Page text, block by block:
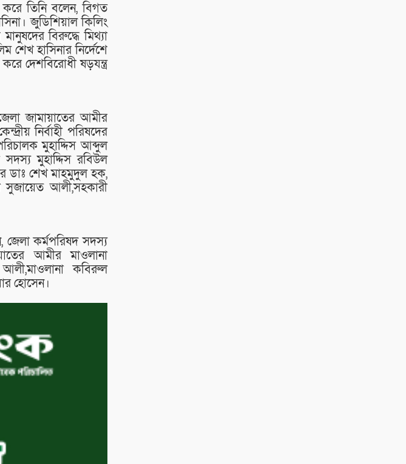
তিনি বলেন, বিগত
জুডিশিয়াল কিলিং
বিরুদ্ধে মিথ্যা
শেখ হাসিনার নির্দেশে
দেশবিরোধী ষড়যন্ত্র
জামায়াতের আমীর
নির্বাহী পরিষদের
মুহাদ্দিস আব্দুল
মুহাদ্দিস রবিউল
ডাঃ শেখ মাহমুদুল হক,
সুজায়েত আলী,সহকারী
জেলা কর্মপরিষদ সদস্য
আমীর মাওলানা
কবিরুল
হোসেন।